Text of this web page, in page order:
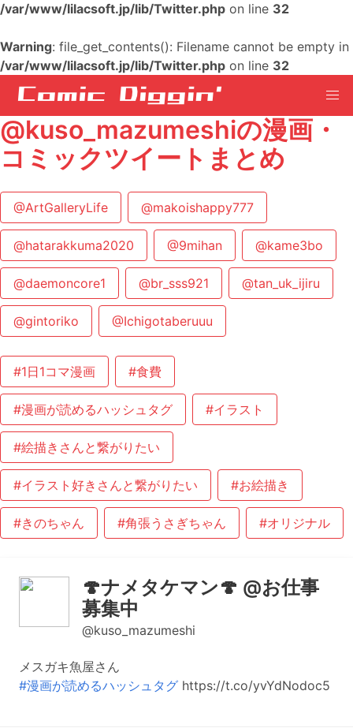
/var/www/lilacsoft.jp/lib/Twitter.php on line 32
Warning: file_get_contents(): Filename cannot be empty in
/var/www/lilacsoft.jp/lib/Twitter.php on line 32
@kuso_mazumeshiの漫画・
コミックツイートまとめ
@ArtGalleryLife @makoishappy777
@hatarakkuma2020 @9mihan @kame3bo
@daemoncore1 @br_sss921 @tan_uk_ijiru
@gintoriko @Ichigotaberuuu
#1日1コマ漫画 #食費
#漫画が読めるハッシュタグ #イラスト
#絵描きさんと繋がりたい
#イラスト好きさんと繋がりたい #お絵描き
#きのちゃん #角張うさぎちゃん #オリジナル
🍄ナメタケマン🍄 @お仕事
募集中
@kuso_mazumeshi
メスガキ魚屋さん
#漫画が読めるハッシュタグ https://t.co/yvYdNodoc5